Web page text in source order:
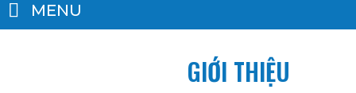
MENU
GIỚI THIỆU